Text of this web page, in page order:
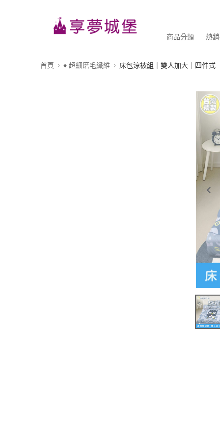
商品分類 熱
首頁 ♦ 超細磨毛纖維 床包涼被組｜雙人加大｜四件式